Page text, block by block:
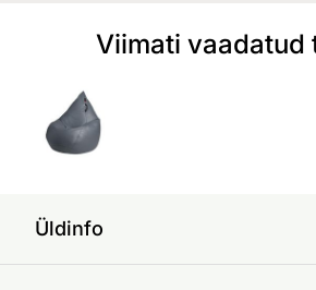
Viimati vaadatud
Üldinfo